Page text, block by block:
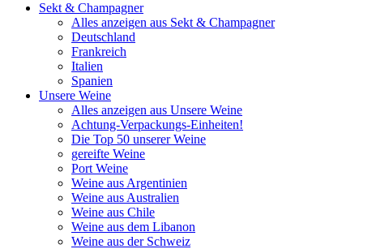
Sekt & Champagner
Alles anzeigen aus Sekt & Champagner
Deutschland
Frankreich
Italien
Spanien
Unsere Weine
Alles anzeigen aus Unsere Weine
Achtung-Verpackungs-Einheiten!
Die Top 50 unserer Weine
gereifte Weine
Port Weine
Weine aus Argentinien
Weine aus Australien
Weine aus Chile
Weine aus dem Libanon
Weine aus der Schweiz